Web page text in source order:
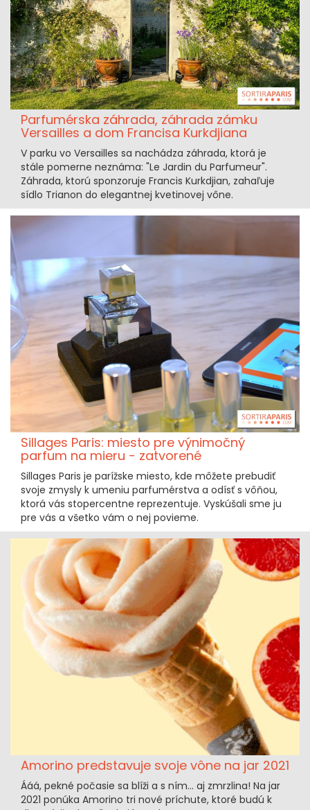
Parfumérska záhrada, záhrada zámku
Versailles a dom Francisa Kurkdjiana
V parku vo Versailles sa nachádza záhrada, ktorá je
stále pomerne neznáma: "Le Jardin du Parfumeur".
Záhrada, ktorú sponzoruje Francis Kurkdjian, zahaľuje
sídlo Trianon do elegantnej kvetinovej vône.
Sillages Paris: miesto pre výnimočný
parfum na mieru - zatvorené
Sillages Paris je parížske miesto, kde môžete prebudiť
svoje zmysly k umeniu parfumérstva a odísť s vôňou,
ktorá vás stopercentne reprezentuje. Vyskúšali sme ju
pre vás a všetko vám o nej povieme.
Amorino predstavuje svoje vône na jar 2021
Ááá, pekné počasie sa blíži a s ním... aj zmrzlina! Na jar
2021 ponúka Amorino tri nové príchute, ktoré budú k